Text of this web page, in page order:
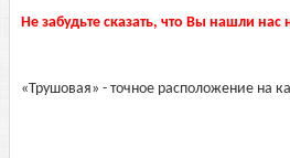
Не забудьте сказать, что Вы нашли нас
«Трушовая» - точное расположение на